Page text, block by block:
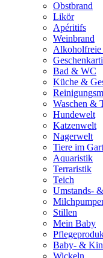
Obstbrand
Likör
Apéritifs
Weinbrand
Alkoholfreie
Bad & WC
Küche &
Waschen &
Hundewelt
Katzenwelt
Nagerwelt
Tiere im
Aquaristik
Terraristik
Teich
Umstands-
Stillen
Mein Baby
Baby- &
Wickeln